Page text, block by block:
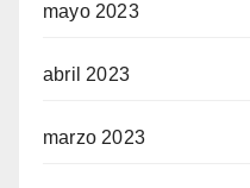
mayo 2023
abril 2023
marzo 2023